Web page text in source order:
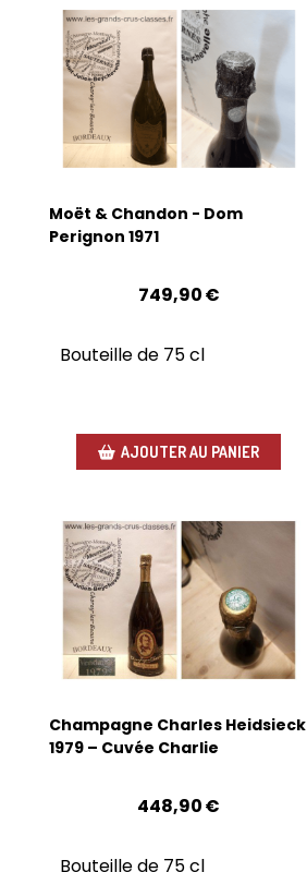
Moët & Chandon - Dom
Perignon 1971
749,90€
Bouteille de 75 cl
AJOUTER AU PANIER
Champagne Charles Heidsieck
1979 – Cuvée Charlie
448,90€
Bouteille de 75 cl